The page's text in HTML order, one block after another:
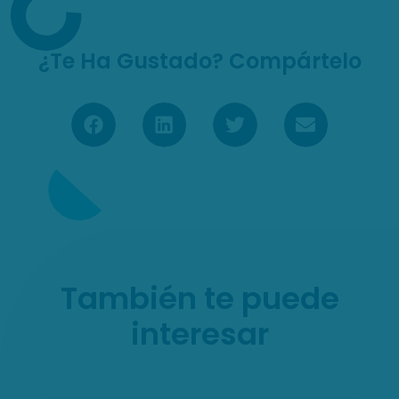
¿Te Ha Gustado? Compártelo
También te puede
interesar